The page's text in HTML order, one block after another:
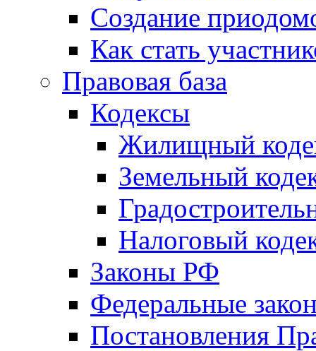
Создание
Как стать
Правовая база
Кодексы
Жилищный
Земельный
Налоговый
Законы РФ
Федеральные
Постановления